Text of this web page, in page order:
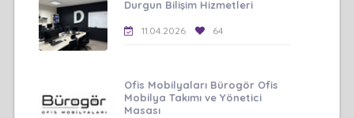
Durgun Bilişim Hizmetleri
11.04.2026 64
Ofis Mobilyaları Bürogör Ofis
Mobilya Takımı ve Yönetici
Masası